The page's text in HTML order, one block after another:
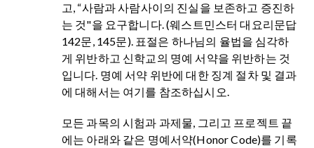
고, “사람과 사람사이의 진실을 보존하고 증진하
는 것"을 요구합니다. (웨스트민스터 대요리문답
142문, 145문). 표절은 하나님의 율법을 심각하
게 위반하고 신학교의 명예 서약을 위반하는 것
입니다. 명예 서약 위반에 대한 징계 절차 및 결과
에 대해서는 여기를 참조하십시오.
모든 과목의 시험과 과제물, 그리고 프로젝트 끝
에는 아래와 같은 명예서약(Honor Code)를 기록